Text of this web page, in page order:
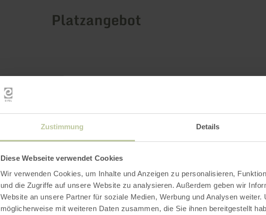
Zustimmung Details
Diese Webseite verwendet Cookies
Wir verwenden Cookies, um Inhalte und Anzeigen zu personalisieren,
und die Zugriffe auf unsere Website zu analysieren. Außerdem geben wir
Website an unsere Partner für soziale Medien, Werbung und Analysen
möglicherweise mit weiteren Daten zusammen, die Sie ihnen bereitgestellt
Platzangebot